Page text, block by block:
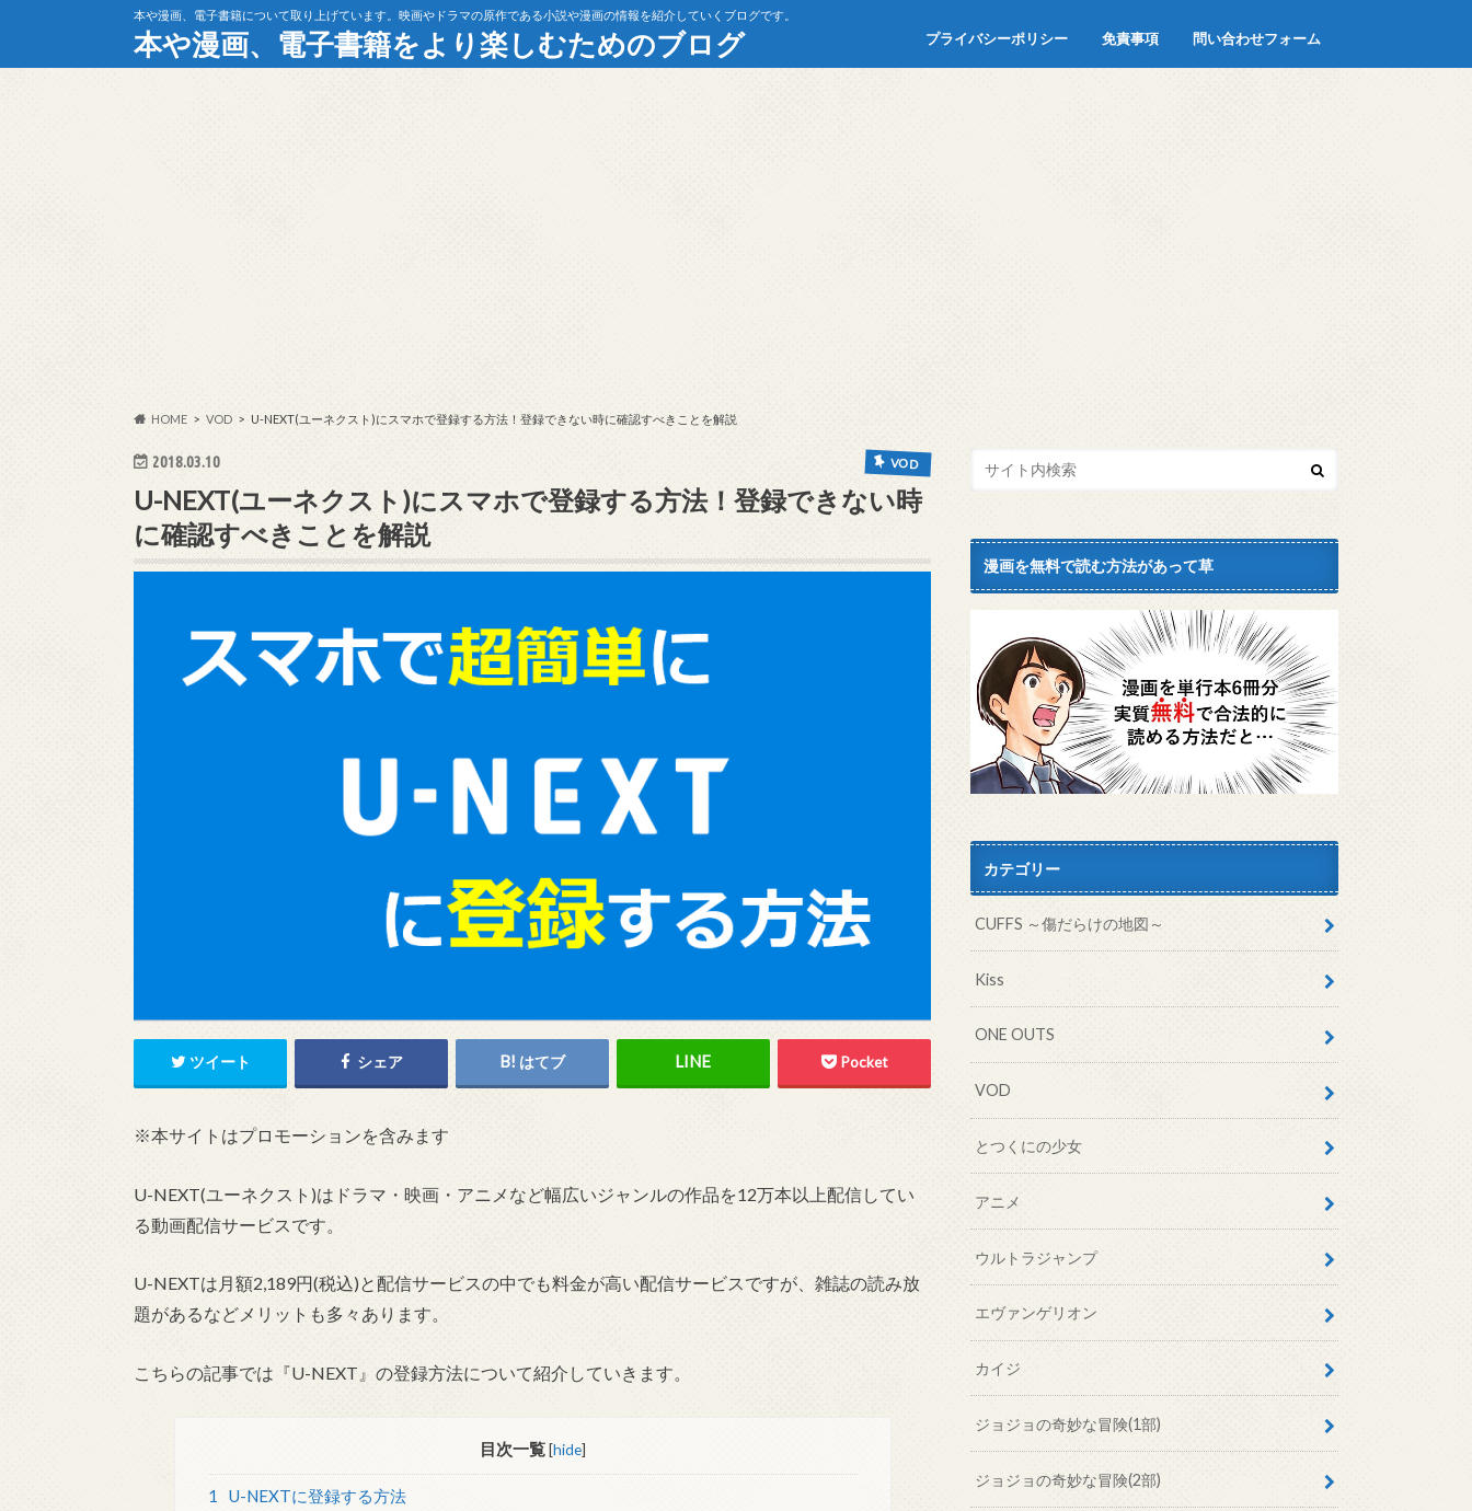
本や漫画、電子書籍について取り上げています。映画やドラマの原作である小説や漫画の情報を紹介していくブログです。
本や漫画、電子書籍をより楽しむためのブログ プライバシーポリシー 免責事項 問い合わせフォーム
HOME VOD U-NEXT(ユーネクスト)にスマホで登録する方法！登録できない時に確認すべきことを解説
2018.03.10 VOD
U-NEXT(ユーネクスト)にスマホで登録する方法！登録できない時
に確認すべきことを解説
ツイート シェア はてブ Pocket
※本サイトはプロモーションを含みます
U-NEXT(ユーネクスト)はドラマ・映画・アニメなど幅広いジャンルの作品を12万本以上配信してい
る動画配信サービスです。
U-NEXTは月額2,189円(税込)と配信サービスの中でも料金が高い配信サービスですが、雑誌の読み放
題があるなどメリットも多々あります。
こちらの記事では『U-NEXT』の登録方法について紹介していきます。
目次一覧 [hide]
1 U-NEXTに登録する方法
漫画を無料で読む方法があって草
カテゴリー
CUFFS ～傷だらけの地図～
Kiss
ONE OUTS
VOD
とつくにの少女
アニメ
ウルトラジャンプ
エヴァンゲリオン
カイジ
ジョジョの奇妙な冒険(1部)
ジョジョの奇妙な冒険(2部)